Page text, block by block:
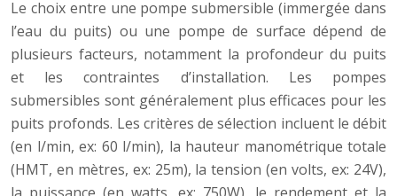
Le choix entre une pompe submersible (immergée dans
l’eau du puits) ou une pompe de surface dépend de
plusieurs facteurs, notamment la profondeur du puits
et les contraintes d’installation. Les pompes
submersibles sont généralement plus efficaces pour les
puits profonds. Les critères de sélection incluent le débit
(en l/min, ex: 60 l/min), la hauteur manométrique totale
(HMT, en mètres, ex: 25m), la tension (en volts, ex: 24V),
la puissance (en watts, ex: 750W), le rendement et la